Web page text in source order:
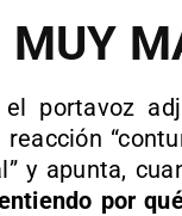
MUY
portavoz
y apunta,
por